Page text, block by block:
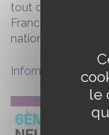
tout comme le
France, à la
national.
Informations et
le